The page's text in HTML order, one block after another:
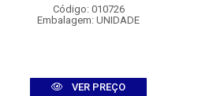
Código: 010726
Embalagem: UNIDADE
VER PREÇO